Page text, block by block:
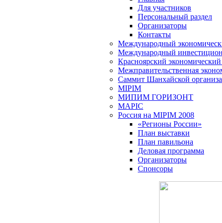
Для участников
Персональный раздел
Организаторы
Контакты
Международный
Международный
Красноярский
Межправительственная
Саммит Шанхайской
MIPIM
МИПИМ ГОРИЗОНТ
MAPIC
Россия на MIPIM 2008
«Регионы России»
План выставки
План павильона
Деловая программа
Организаторы
Спонсоры